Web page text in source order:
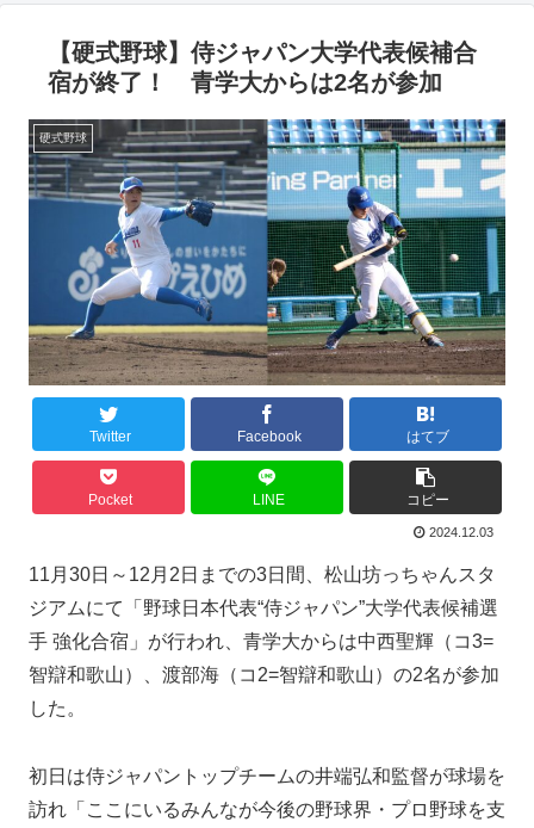
【硬式野球】侍ジャパン大学代表候補合
宿が終了！ 青学大からは2名が参加
硬式野球
Twitter Facebook はてブ
Pocket LINE コピー
2024.12.03
11月30日～12月2日までの3日間、松山坊っちゃんスタ
ジアムにて「野球日本代表“侍ジャパン”大学代表候補選
手 強化合宿」が行われ、青学大からは中西聖輝（コ3=
智辯和歌山）、渡部海（コ2=智辯和歌山）の2名が参加
した。
初日は侍ジャパントップチームの井端弘和監督が球場を
訪れ「ここにいるみんなが今後の野球界・プロ野球を支